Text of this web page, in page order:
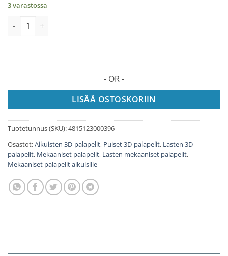
3 varastossa
GLOBO 3D-puu mekaaninen palapeli, 393 osaa määrä
- OR -
LISÄÄ OSTOSKORIIN
Tuotetunnus (SKU):4815123000396
Osastot:Aikuisten 3D-palapelit, Puiset 3D-palapelit, Lasten 3D-
palapelit, Mekaaniset palapelit, Lasten mekaaniset palapelit,
Mekaaniset palapelit aikuisille